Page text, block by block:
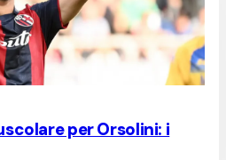
per Orsolini: i